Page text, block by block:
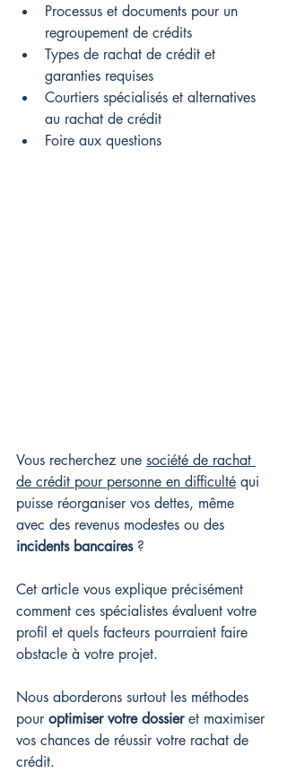
Processus et documents pour un
regroupement de crédits
Types de rachat de crédit et
garanties requises
Courtiers spécialisés et alternatives
au rachat de crédit
Foire aux questions
Vous recherchez une société de rachat
de crédit pour personne en difficulté qui
puisse réorganiser vos dettes, même
avec des revenus modestes ou des
incidents bancaires ?
Cet article vous explique précisément
comment ces spécialistes évaluent votre
profil et quels facteurs pourraient faire
obstacle à votre projet.
Nous aborderons surtout les méthodes
pour optimiser votre dossier et maximiser
vos chances de réussir votre rachat de
crédit.